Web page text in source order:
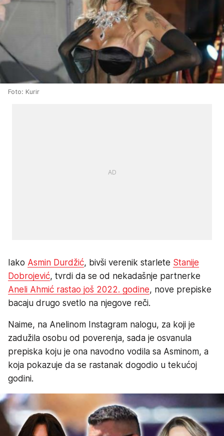
Foto: Kurir
Iako Asmin Durdžić, bivši verenik starlete Stanije
Dobrojević, tvrdi da se od nekadašnje partnerke
Aneli Ahmić rastao još 2022. godine, nove prepiske
bacaju drugo svetlo na njegove reči.
Naime, na Anelinom Instagram nalogu, za koji je
zadužila osobu od poverenja, sada je osvanula
prepiska koju je ona navodno vodila sa Asminom, a
koja pokazuje da se rastanak dogodio u tekućoj
godini.